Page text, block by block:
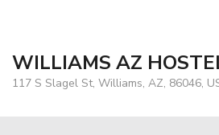
WILLIAMS AZ
117 S Slagel St, Williams, AZ, 86046,